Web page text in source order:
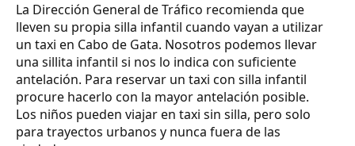
La Dirección General de Tráfico recomienda que
lleven su propia silla infantil cuando vayan a utilizar
un taxi en Cabo de Gata. Nosotros podemos llevar
una sillita infantil si nos lo indica con suficiente
antelación. Para reservar un taxi con silla infantil
procure hacerlo con la mayor antelación posible.
Los niños pueden viajar en taxi sin silla, pero solo
para trayectos urbanos y nunca fuera de las